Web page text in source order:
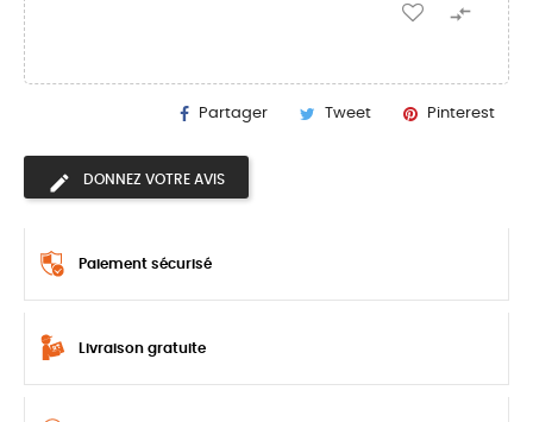

Partager Tweet Pinterest
DONNEZ VOTRE AVIS
Paiement sécurisé
Livraison gratuite